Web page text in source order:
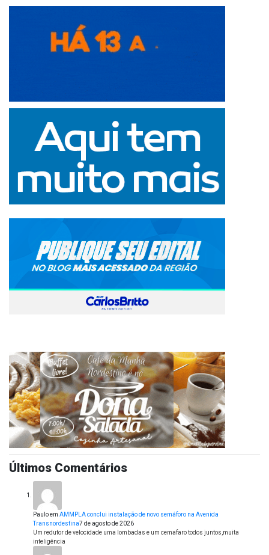
Últimos Comentários
Pauloem AMMPLA conclui instalação de novo semáforo na Avenida
Transnordestina7 de agosto de 2026
Um redutor de velocidade uma lombadas e um cemafaro todos juntos,muita
inteligência